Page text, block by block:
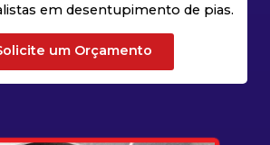
em desentupimento de pias.
um Orçamento